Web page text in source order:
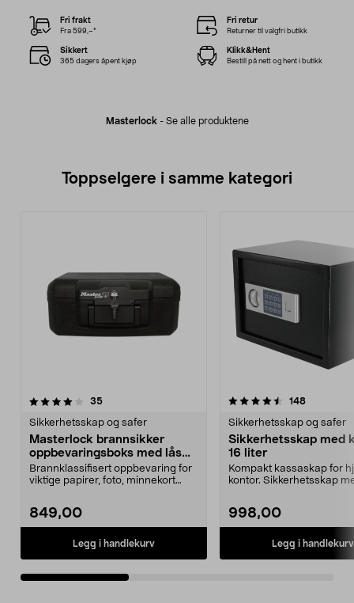
Masterlock- Se alle produktene
Fri frakt
Fra 599,–*
Fri retur
Returner til valgfri butikk
Sikkert
365 dagers åpent kjøp
Klikk&Hent
Bestill på nett og hent i butikk
Toppselgere i samme kategori
35anmeldelser
Sikkerhetsskap og safer
Masterlock brannsikker
oppbevaringsboks med lås
L1200
Brannklassifisert oppbevaring for
viktige papirer, foto, minnekort
849,00
Legg i handlekurv
4.5 av 5 stjerner 148
Sikkerhetsskap og safer
Sikkerhetsskap med
16 liter
Kompakt kassaskap for
kontor. Sikkerhetsskap
998,00
Legg i handlekurv
4.5 av 5 stjerner